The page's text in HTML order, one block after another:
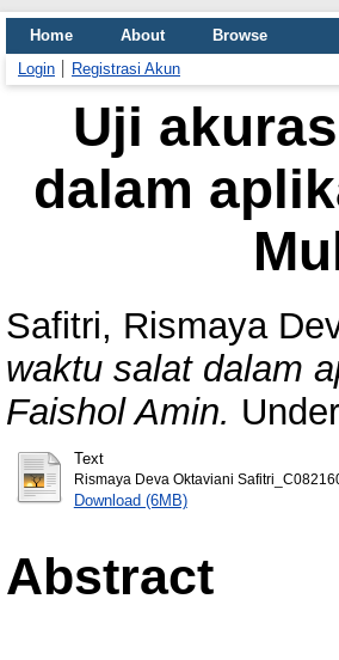
Home About
Browse
Login
Registrasi Akun
Uji
dalam
Safitri, Rismaya
waktu salat dalam
Faishol Amin.
Text
Rismaya Deva Oktaviani
Download (6MB)
Abstract